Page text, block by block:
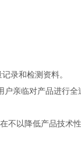
录和检测资料。
亲临对产品进行
以降低产品技术性